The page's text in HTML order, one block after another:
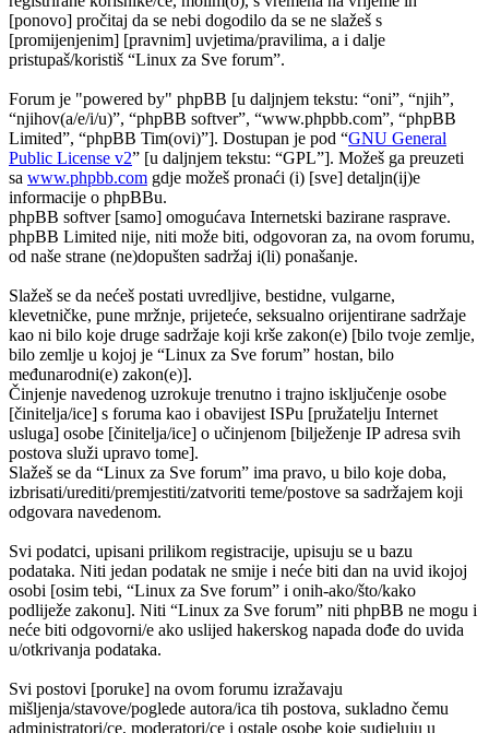
[ponovo] pročitaj da se nebi dogodilo da se ne slažeš s
[promijenjenim] [pravnim] uvjetima/pravilima, a i dalje
pristupaš/koristiš “Linux za Sve forum”.
Forum je "powered by" phpBB [u daljnjem tekstu: “oni”, “njih”,
“njihov(a/e/i/u)”, “phpBB softver”, “www.phpbb.com”, “phpBB
Limited”, “phpBB Tim(ovi)”]. Dostupan je pod “GNU General
Public License v2” [u daljnjem tekstu: “GPL”]. Možeš ga preuzeti
sa www.phpbb.com gdje možeš pronaći (i) [sve] detaljn(ij)e
informacije o phpBBu.
phpBB softver [samo] omogućava Internetski bazirane rasprave.
phpBB Limited nije, niti može biti, odgovoran za, na ovom forumu,
od naše strane (ne)dopušten sadržaj i(li) ponašanje.
Slažeš se da nećeš postati uvredljive, bestidne, vulgarne,
klevetničke, pune mržnje, prijeteće, seksualno orijentirane sadržaje
kao ni bilo koje druge sadržaje koji krše zakon(e) [bilo tvoje zemlje,
bilo zemlje u kojoj je “Linux za Sve forum” hostan, bilo
međunarodni(e) zakon(e)].
Činjenje navedenog uzrokuje trenutno i trajno isključenje osobe
[činitelja/ice] s foruma kao i obavijest ISPu [pružatelju Internet
usluga] osobe [činitelja/ice] o učinjenom [bilježenje IP adresa svih
postova služi upravo tome].
Slažeš se da “Linux za Sve forum” ima pravo, u bilo koje doba,
izbrisati/urediti/premjestiti/zatvoriti teme/postove sa sadržajem koji
odgovara navedenom.
Svi podatci, upisani prilikom registracije, upisuju se u bazu
podataka. Niti jedan podatak ne smije i neće biti dan na uvid ikojoj
osobi [osim tebi, “Linux za Sve forum” i onih-ako/što/kako
podliježe zakonu]. Niti “Linux za Sve forum” niti phpBB ne mogu i
neće biti odgovorni/e ako uslijed hakerskog napada dođe do uvida
u/otkrivanja podataka.
Svi postovi [poruke] na ovom forumu izražavaju
mišljenja/stavove/poglede autora/ica tih postova, sukladno čemu
administratori/ce, moderatori/ce i ostale osobe koje sudjeluju u